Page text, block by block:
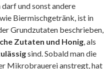
und sonst andere
Biermischgetränk, ist in
Grundzutaten beschrieben,
Zutaten und Honig, als
sind. Sobald man die
Mikrobrauerei anstregt, hat